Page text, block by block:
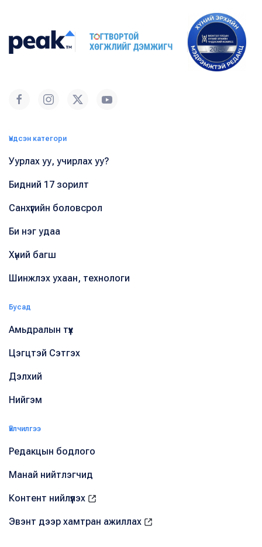
Үндсэн категори
Уурлах уу, учирлах уу?
Бидний 17 зорилт
Санхүүгийн боловсрол
Би нэг удаа
Хүний багш
Шинжлэх ухаан, технологи
Бусад
Амьдралын түүх
Цэгцтэй Сэтгэх
Дэлхий
Нийгэм
Үйлчилгээ
Редакцын бодлого
Манай нийтлэгчид
Контент нийлүүлэх
Эвэнт дээр хамтран ажиллах